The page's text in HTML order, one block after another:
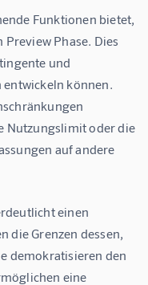
Funktionen bietet,
Preview Phase. Dies
und
können.
Nutzungslimit oder die
auf andere
einen
die Grenzen dessen,
demokratisieren den
eine